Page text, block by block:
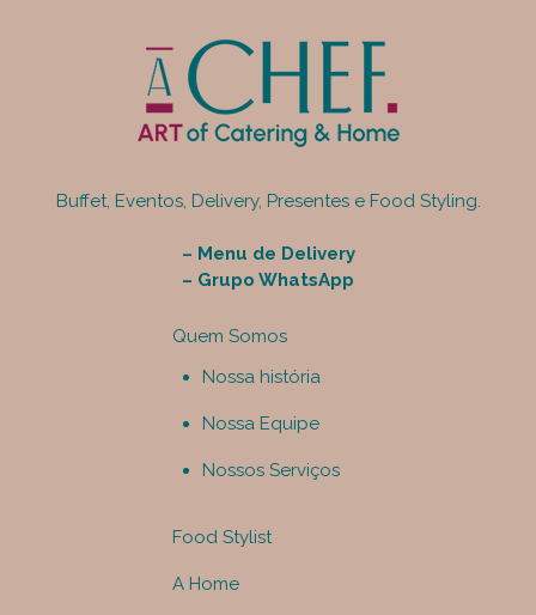
Buffet, Eventos, Delivery, Presentes e Food Styling.
– Menu de Delivery
– Grupo WhatsApp
Quem Somos
Nossa história
Nossa Equipe
Nossos Serviços
Food Stylist
A Home